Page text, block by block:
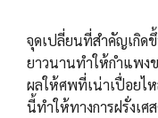
จุดเปลี่ยนที่สำคัญเกิด
ยาวนานทำให้กำแพง
ผลให้ศพที่เน่าเปื่อยไ
นี้ทำให้ทางการฝรั่งเศ